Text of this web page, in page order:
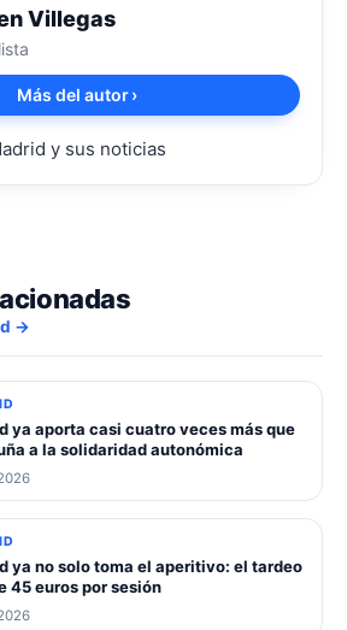
Villegas
Más del autor›
y sus noticias
→
ya aporta casi cuatro veces más que
a la solidaridad autonómica
ya no solo toma el aperitivo: el tardeo
45 euros por sesión